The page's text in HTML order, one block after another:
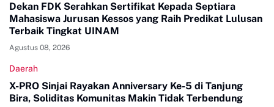
Dekan FDK Serahkan Sertifikat Kepada Septiara
Mahasiswa Jurusan Kessos yang Raih Predikat Lulusan
Terbaik Tingkat UINAM
Agustus 08, 2026
Daerah
X-PRO Sinjai Rayakan Anniversary Ke-5 di Tanjung
Bira, Soliditas Komunitas Makin Tidak Terbendung